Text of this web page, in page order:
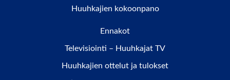
Huuhkajien kokoonpano
Ennakot
Televisiointi – Huuhkajat TV
Huuhkajien ottelut ja tulokset